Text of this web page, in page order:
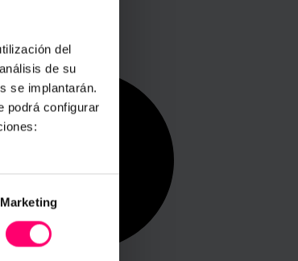
del
de su
se implantarán.
podrá configurar
Marketing